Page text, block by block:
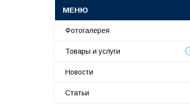
Фотогалерея
Товары и услуги
Новости
Статьи